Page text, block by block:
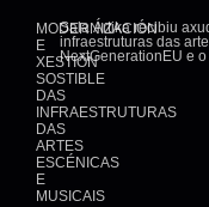
MODERNIZACIÓN
E
XESTIÓN
SOSTIBLE
DAS
INFRAESTRUTURAS
DAS
ARTES
ESCÉNICAS
E
MUSICAIS
Sala Ártika recibiu
infraestruturas das
NextGenerationEU e